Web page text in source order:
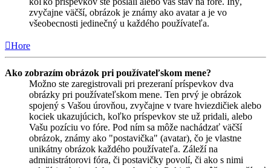
zvyčajne väčší, obrázok je známy ako avatar a je vo
všeobecnosti jedinečný u každého používateľa.
Hore
Ako zobrazím obrázok pri používateľskom mene?
Možno ste zaregistrovali pri prezeraní príspevkov dva
obrázky pri používateľskom mene. Ten prvý je obrázok
spojený s Vašou úrovňou, zvyčajne v tvare hviezdičiek alebo
kociek ukazujúcich, koľko príspevkov ste už pridali, alebo
Vašu pozíciu vo fóre. Pod ním sa môže nachádzať väčší
obrázok, známy ako "postavička" (avatar), čo je vlastne
unikátny obrázok každého používateľa. Záleží na
administrátorovi fóra, či postavičky povolí, či ako s nimi